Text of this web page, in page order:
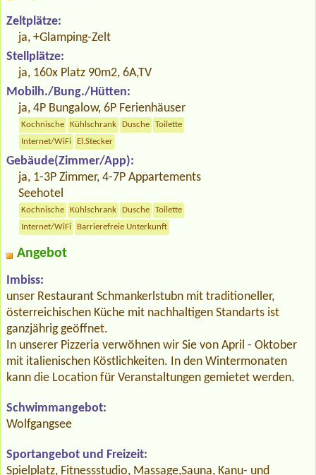
Zeltplätze:
ja, +Glamping-Zelt
Stellplätze:
ja, 160x Platz 90m2, 6A,TV
Mobilh./Bung./Hütten:
ja, 4P Bungalow, 6P Ferienhäuser
Kochnische Kühlschrank Dusche
Toilette
Internet/WiFi
El.Stecker
Gebäude(Zimmer/App):
ja, 1-3P Zimmer, 4-7P Appartements
Seehotel
Kochnische Kühlschrank Dusche
Toilette
Internet/WiFi
Barrierefreie Unterkunft
Angebot
Imbiss:
unser Restaurant Schmankerlstubn mit traditioneller,
österreichischen Küche mit nachhaltigen Standarts ist
ganzjährig geöffnet.
In unserer Pizzeria verwöhnen wir Sie von April - Oktober
mit italienischen Köstlichkeiten. In den Wintermonaten
kann die Location für Veranstaltungen gemietet werden.
Schwimmangebot:
Wolfgangsee
Sportangebot und Freizeit:
Spielplatz, Fitnessstudio, Massage,Sauna, Kanu- und